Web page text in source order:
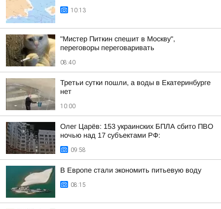
10:13
"Мистер Питкин спешит в Москву",
переговоры переговаривать
08:40
Третьи сутки пошли, а воды в Екатеринбурге
нет
10:00
Олег Царёв: 153 украинских БПЛА сбито ПВО
ночью над 17 субъектами РФ:
09:58
В Европе стали экономить питьевую воду
08:15